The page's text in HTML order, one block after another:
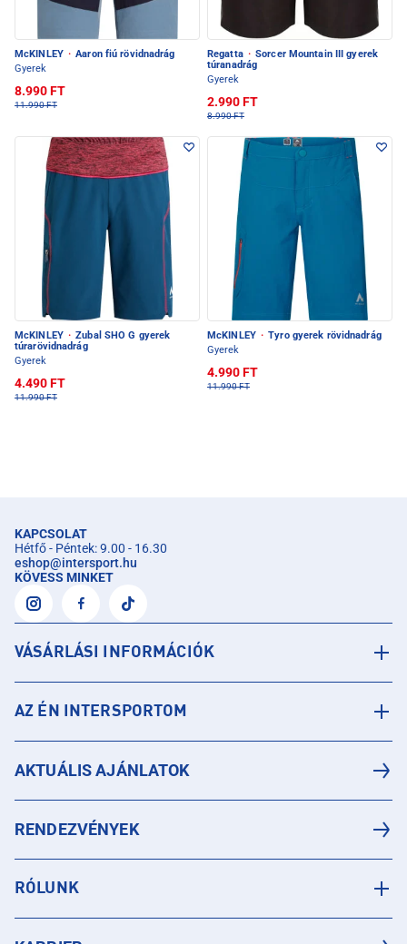
McKINLEY · Aaron fiú rövidnadrág
Gyerek
8.990 FT
11.990 FT
Regatta · Sorcer Mountain III gyerek
túranadrág
Gyerek
2.990 FT
8.990 FT
McKINLEY · Zubal SHO G gyerek
túrarövidnadrág
Gyerek
4.490 FT
11.990 FT
McKINLEY · Tyro gyerek rövidnadrág
Gyerek
4.990 FT
11.990 FT
KAPCSOLAT
Hétfő - Péntek: 9.00 - 16.30
eshop@intersport.hu
KÖVESS MINKET
VÁSÁRLÁSI INFORMÁCIÓK
AZ ÉN INTERSPORTOM
AKTUÁLIS AJÁNLATOK
RENDEZVÉNYEK
RÓLUNK